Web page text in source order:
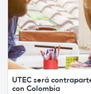
UTEC será
con Colombia